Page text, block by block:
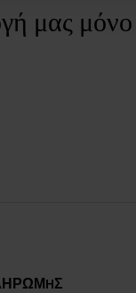
μας